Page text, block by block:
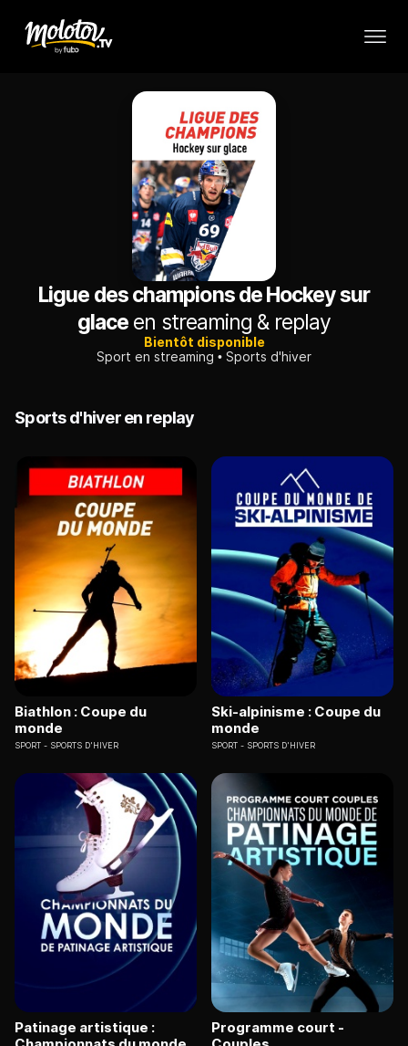
Ligue des champions de Hockey sur
glace en streaming & replay
Bientôt disponible
Sport en streaming
Sports d'hiver
Sports d'hiver en replay
Biathlon : Coupe du
monde
SPORT SPORTS D'HIVER
Ski-alpinisme : Coupe du
monde
SPORT SPORTS D'HIVER
Patinage artistique :
Programme court -